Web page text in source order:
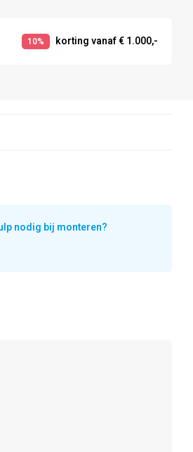
10% korting vanaf € 1.000,-
nodig bij monteren?